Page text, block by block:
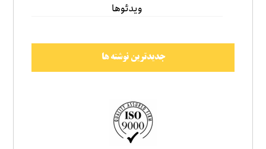
ویدئوها
جدیدترین نوشته ها